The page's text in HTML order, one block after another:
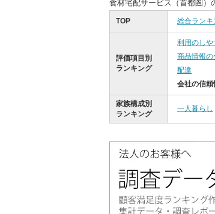
食材宅配サービス（首都圏）
TOP 総合ランキ
評価項目別
ランキング
利用のしや
商品情報の
配達
会社の信頼
家族構成別
ランキング
一人暮らし